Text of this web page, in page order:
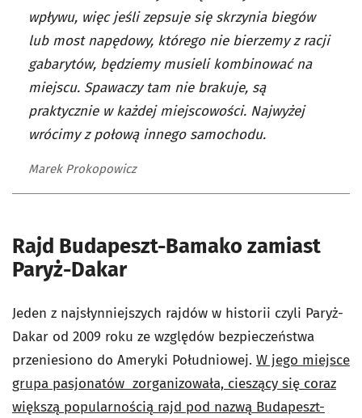
wpływu, więc jeśli zepsuje się skrzynia biegów
lub most napędowy, którego nie bierzemy z racji
gabarytów, będziemy musieli kombinować na
miejscu. Spawaczy tam nie brakuje, są
praktycznie w każdej miejscowości. Najwyżej
wrócimy z połową innego samochodu.
Marek Prokopowicz
Rajd Budapeszt-Bamako zamiast
Paryż-Dakar
Jeden z najsłynniejszych rajdów w historii czyli Paryż-
Dakar od 2009 roku ze względów bezpieczeństwa
przeniesiono do Ameryki Południowej. W jego miejsce
grupa pasjonatów zorganizowała, cieszący się coraz
większą popularnością rajd pod nazwą Budapeszt-